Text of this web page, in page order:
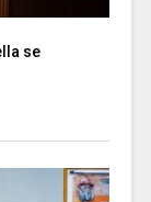
se